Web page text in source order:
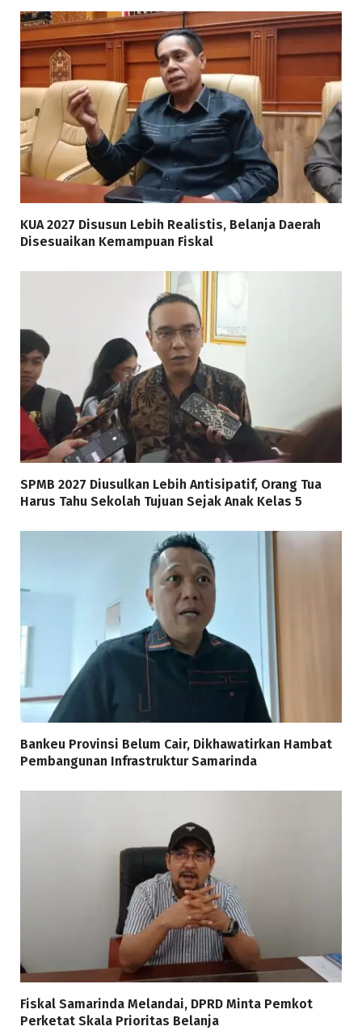
KUA 2027 Disusun Lebih Realistis, Belanja Daerah
Disesuaikan Kemampuan Fiskal
SPMB 2027 Diusulkan Lebih Antisipatif, Orang Tua
Harus Tahu Sekolah Tujuan Sejak Anak Kelas 5
Bankeu Provinsi Belum Cair, Dikhawatirkan Hambat
Pembangunan Infrastruktur Samarinda
Fiskal Samarinda Melandai, DPRD Minta Pemkot
Perketat Skala Prioritas Belanja